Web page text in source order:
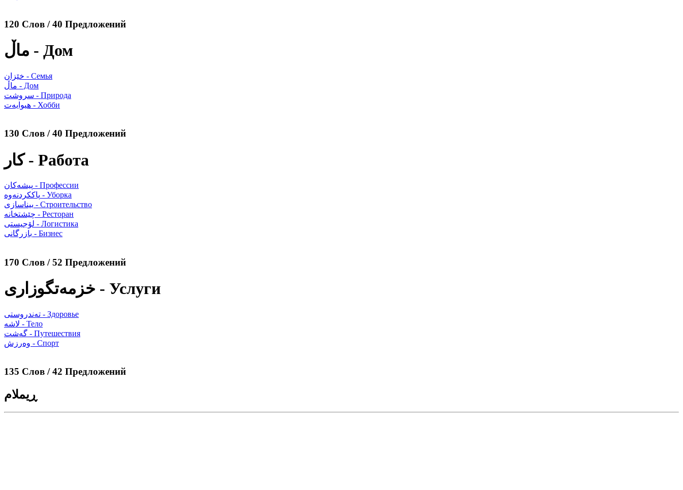
120 Слов / 40 Предложений
ماڵ - Дом
خێزان - Семья
ماڵ - Дом
سروشت - Природа
هیوایەت - Хобби
130 Слов / 40 Предложений
کار - Работа
پیشەکان - Профессии
پاککردنەوە - Уборка
بیناسازی - Строительство
چێشتخانە - Ресторан
لۆجیستی - Логистика
بازرگانی - Бизнес
170 Слов / 52 Предложений
خزمەتگوزاری - Услуги
تەندروستی - Здоровье
لاشە - Тело
گەشت - Путешествия
وەرزش - Спорт
135 Слов / 42 Предложений
ڕیملام